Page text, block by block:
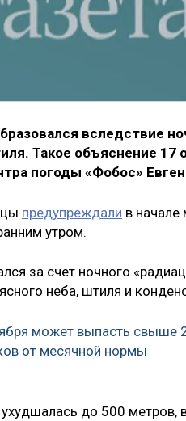
вследствие
Такое объяснение 17
погоды «Фобос»
предупреждали в начале
утром.
за счет ночного
неба, штиля и
может выпасть свыше
от месячной нормы
до 500 метров,